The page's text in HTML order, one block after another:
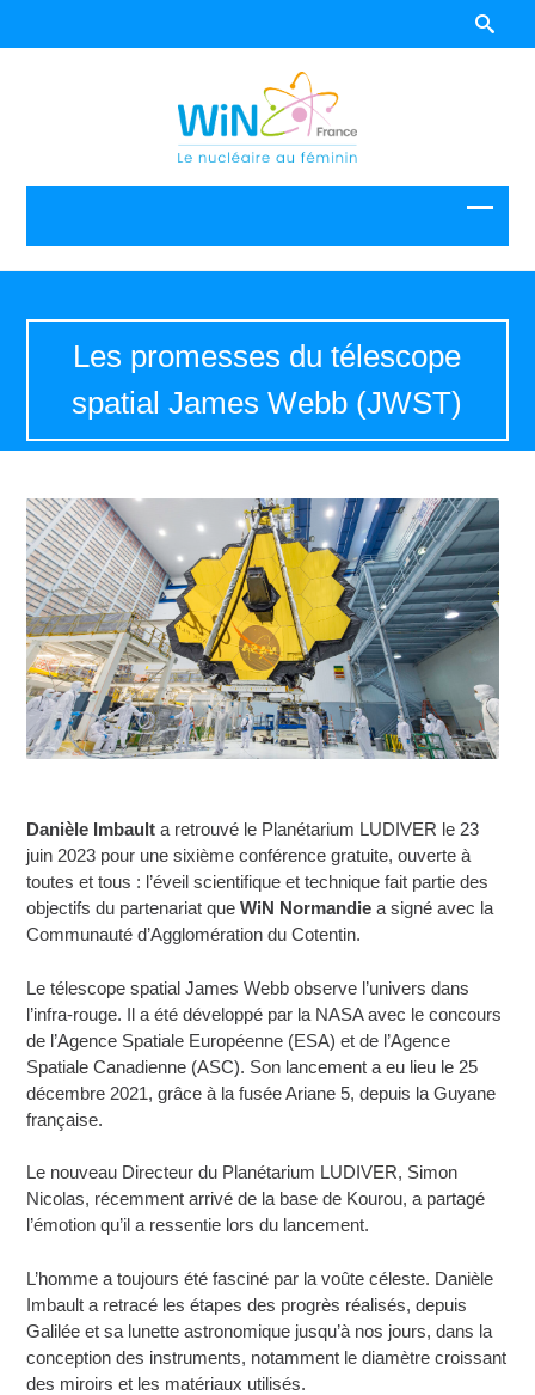
Les promesses du télescope
spatial James Webb (JWST)
Danièle Imbault a retrouvé le Planétarium LUDIVER le 23
juin 2023 pour une sixième conférence gratuite, ouverte à
toutes et tous : l’éveil scientifique et technique fait partie des
objectifs du partenariat que WiN Normandie a signé avec la
Communauté d’Agglomération du Cotentin.
Le télescope spatial James Webb observe l’univers dans
l’infra-rouge. Il a été développé par la NASA avec le concours
de l’Agence Spatiale Européenne (ESA) et de l’Agence
Spatiale Canadienne (ASC). Son lancement a eu lieu le 25
décembre 2021, grâce à la fusée Ariane 5, depuis la Guyane
française.
Le nouveau Directeur du Planétarium LUDIVER, Simon
Nicolas, récemment arrivé de la base de Kourou, a partagé
l’émotion qu’il a ressentie lors du lancement.
L’homme a toujours été fasciné par la voûte céleste. Danièle
Imbault a retracé les étapes des progrès réalisés, depuis
Galilée et sa lunette astronomique jusqu’à nos jours, dans la
conception des instruments, notamment le diamètre croissant
des miroirs et les matériaux utilisés.